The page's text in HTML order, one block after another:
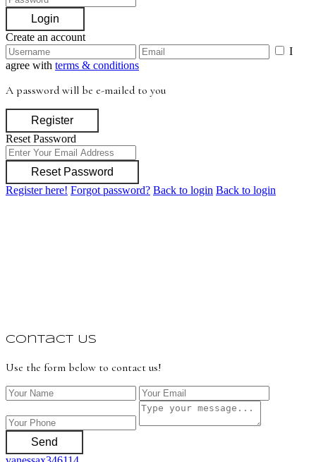
Login
Create an account
I
agree with terms & conditions
A password will be e-mailed to you
Register
Reset Password
Reset Password
Register here! Forgot password? Back to login Back to login
Contact Us
Use the form below to contact us!
Send